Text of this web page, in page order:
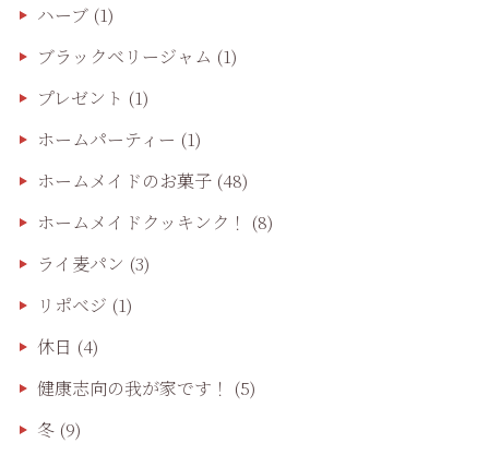
ハーブ(1)
ブラックベリージャム (1)
プレゼント (1)
ホームパーティー (1)
ホームメイドのお菓子(48)
ホームメイドクッキンク！ (8)
ライ麦パン (3)
リポベジ (1)
休日 (4)
健康志向の我が家です！ (5)
冬(9)